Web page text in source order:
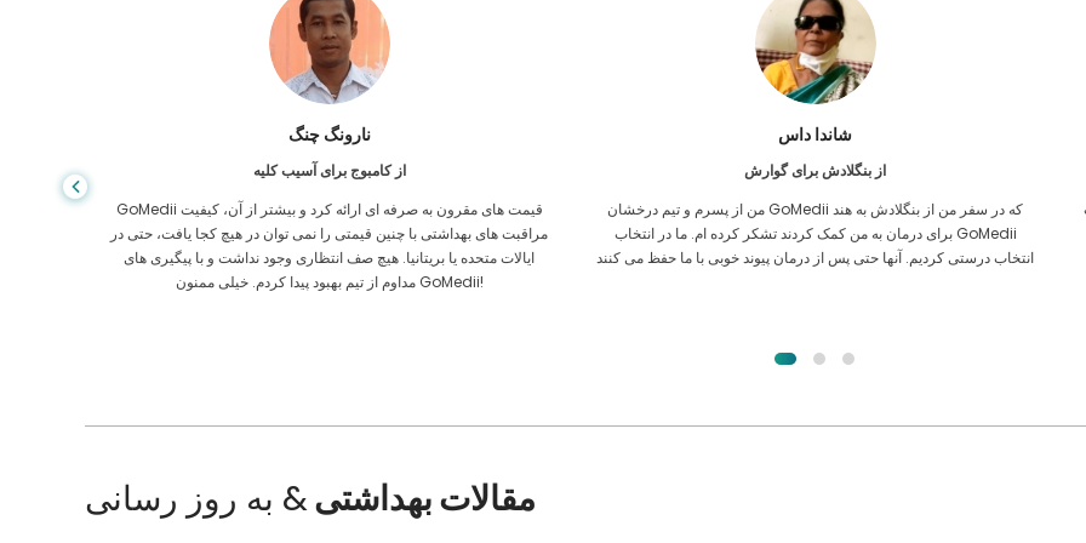
شاندا داس
از بنگلادش برای گوارش
من از پسرم و تیم درخشان GoMedii که در سفر من از بنگلادش به هند
برای درمان به من کمک کردند تشکر کرده ام. ما در انتخاب GoMedii
انتخاب درستی کردیم. آنها حتی پس از درمان پیوند خوبی با ما حفظ می کنند
فرکانول اسلام
از بنگلادش برای پیوند کلیه
تمام امیدم را داده بودم که بتوانم هر نوع درمانی برای مشکل کلیه ام دریافت
کنم. تنها پس از آن بود که به لطف خدا با GoMedii آشنا شدم و با آنها
تماس گرفتم.
مقالات بهداشتی& به روز رسانی